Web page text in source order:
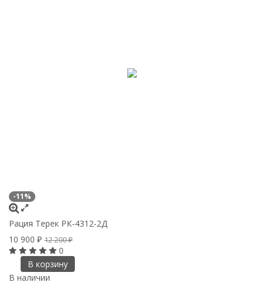
-11%
Рация Терек РК-4312-2Д
10 900 ₽ 12 200₽
0
В корзину
В наличии